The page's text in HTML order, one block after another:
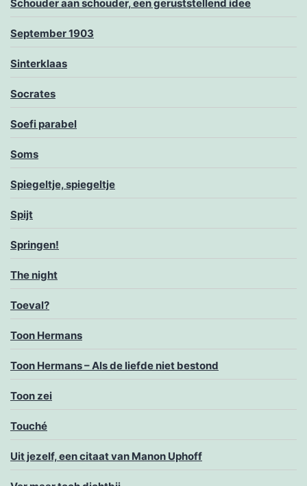
Schouder aan schouder, een geruststellend idee
September 1903
Sinterklaas
Socrates
Soefi parabel
Soms
Spiegeltje, spiegeltje
Spijt
Springen!
The night
Toeval?
Toon Hermans
Toon Hermans – Als de liefde niet bestond
Toon zei
Touché
Uit jezelf, een citaat van Manon Uphoff